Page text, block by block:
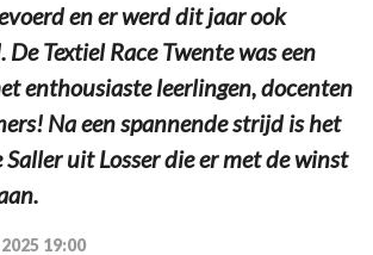
en er werd dit jaar ook
Textiel Race Twente was een
enthousiaste leerlingen, docenten
Na een spannende strijd is het
Saller uit Losser die er met de winst
19:00